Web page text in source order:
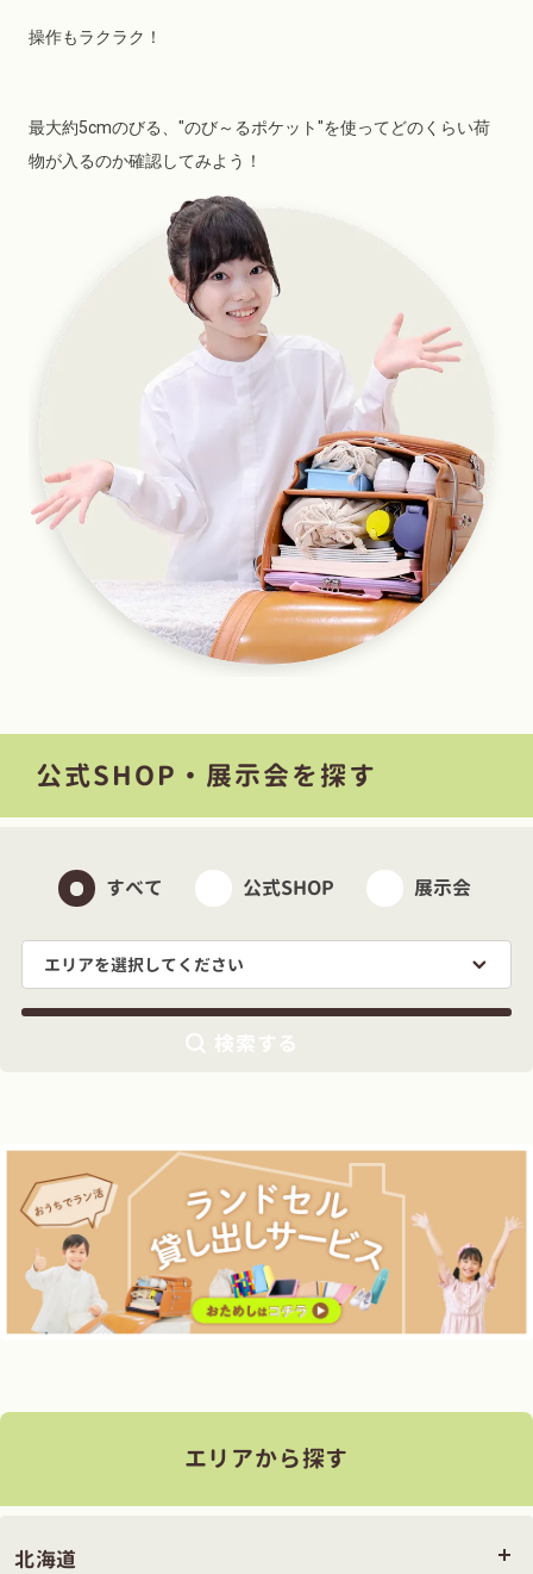
操作もラクラク！
最大約5cmのびる、"のび～るポケット"を使ってどのくらい荷
物が入るのか確認してみよう！
公式SHOP・展示会を探す
すべて 公式SHOP 展示会
エリアを選択してください
検索する
エリアから探す
北海道